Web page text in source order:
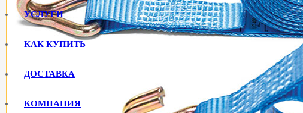
УСЛУГИ
КАК КУПИТЬ
ДОСТАВКА
КОМПАНИЯ